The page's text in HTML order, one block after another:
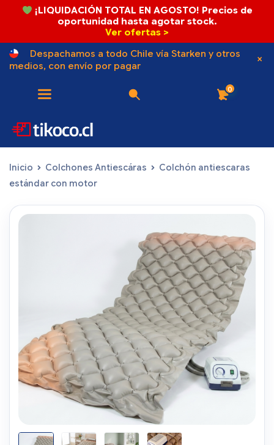
¡LIQUIDACIÓN TOTAL EN AGOSTO! Precios de
oportunidad hasta agotar stock.
Ver ofertas >
Despachamos a todo Chile vía Starken y otros
medios, con envío por pagar
0
Inicio Colchones Antiescáras
Colchón antiescaras
estándar con motor